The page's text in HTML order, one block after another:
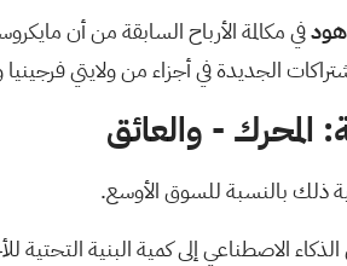
الجديدةفي أجزاء من ولايتي فرجينيا وتكساس حتى
المحرك - والعائق
ذلك بالنسبةللسوق الأوسع.
الاصطناعي إلى كمية البنية التحتية